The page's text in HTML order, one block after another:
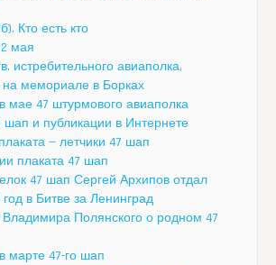
Кто есть кто
мая
истребительного авиаполка,
на мемориале в Борках
мае 47 штурмового авиаполка
шап и публикации в Интернете
— летчики 47 шап
плаката 47 шап
47 шап Сергей Архипов отдал
в Битве за Ленинград
Полянского о родном 47
марте 47-го шап